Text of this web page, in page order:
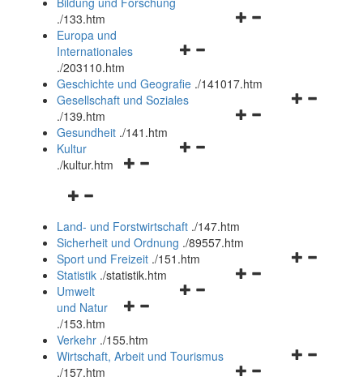
Navigationsmenü
./133.htm
Navigationsmenü
und
schließen
Europa und
Internationales
./203110.htm
Geschichte und Geografie ./141017.htm
Navigationsmenü
Gesellschaft und Soziales
./139.htm
Navigationsmenü
Gesundheit ./141.htm
Navigationsmenü
Kultur
./kultur.htm
Navigationsmenü
und
schließen
Land- und Forstwirtschaft ./147.htm
Sicherheit und Ordnung ./89557.htm
Navigationsmenü
Sport und Freizeit ./151.htm
Navigationsmenü
Statistik ./statistik.htm
Navigationsmenü
und
schließen
Umwelt
und Natur
./153.htm
Verkehr ./155.htm
Navigationsmenü
Wirtschaft, Arbeit und Tourismus
./157.htm